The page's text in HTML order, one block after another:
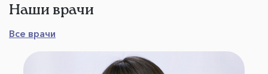
Наши врачи
Все врачи